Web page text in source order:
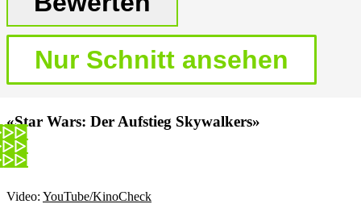
«Star Wars: Der Aufstieg Skywalkers»
Video: YouTube/KinoCheck